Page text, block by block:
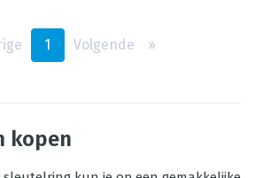
1 Volgende ››
kopen